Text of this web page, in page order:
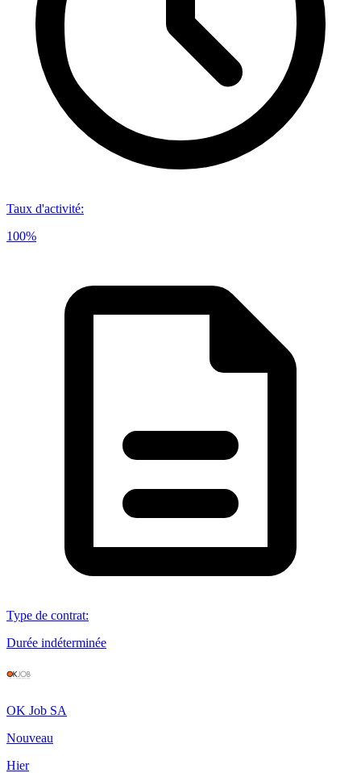
Taux d'activité:
100%
Type de contrat:
Durée indéterminée
OK Job SA
Nouveau
Hier